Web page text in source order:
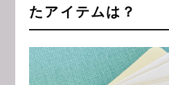
たアイテムは？